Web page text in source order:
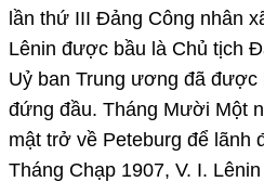
lần thứ III Đảng Công nhân
Lênin được bầu là Chủ tịch
Uỷ ban Trung ương đã được
đứng đầu. Tháng Mười Một
mật trở về Peteburg để lãnh
Tháng Chạp 1907, V. I.